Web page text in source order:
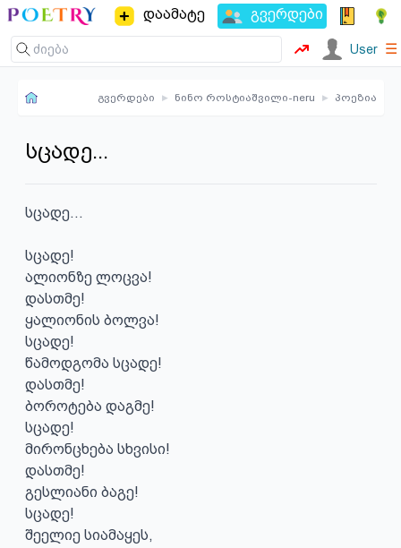
დაამატე გვერდები
User ☰
გვერდები ▸ ნინო როსტიაშვილი-neru ▸ პოეზია
სცადე...
სცადე...
სცადე!
ალიონზე ლოცვა!
დასთმე!
ყალიონის ბოლვა!
სცადე!
წამოდგომა სცადე!
დასთმე!
ბოროტება დაგმე!
სცადე!
მირონცხება სხვისი!
დასთმე!
გესლიანი ბაგე!
სცადე!
შეელიე სიამაყეს,